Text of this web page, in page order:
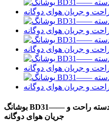
بوشانگ BD31—— ویپ یکبار مصرف دکمه‌دار با دسته راحت و
جریان هوای دوگانه